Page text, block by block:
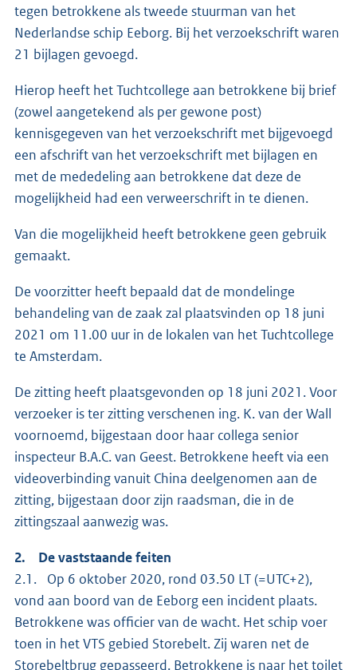
tegen betrokkene als tweede stuurman van het
Nederlandse schip Eeborg. Bij het verzoekschrift waren
21 bijlagen gevoegd.
Hierop heeft het Tuchtcollege aan betrokkene bij brief
(zowel aangetekend als per gewone post)
kennisgegeven van het verzoekschrift met bijgevoegd
een afschrift van het verzoekschrift met bijlagen en
met de mededeling aan betrokkene dat deze de
mogelijkheid had een verweerschrift in te dienen.
Van die mogelijkheid heeft betrokkene geen gebruik
gemaakt.
De voorzitter heeft bepaald dat de mondelinge
behandeling van de zaak zal plaatsvinden op 18 juni
2021 om 11.00 uur in de lokalen van het Tuchtcollege
te Amsterdam.
De zitting heeft plaatsgevonden op 18 juni 2021. Voor
verzoeker is ter zitting verschenen ing. K. van der Wall
voornoemd, bijgestaan door haar collega senior
inspecteur B.A.C. van Geest. Betrokkene heeft via een
videoverbinding vanuit China deelgenomen aan de
zitting, bijgestaan door zijn raadsman, die in de
zittingszaal aanwezig was.
2. De vaststaande feiten
2.1. Op 6 oktober 2020, rond 03.50 LT (=UTC+2),
vond aan boord van de Eeborg een incident plaats.
Betrokkene was officier van de wacht. Het schip voer
toen in het VTS gebied Storebelt. Zij waren net de
Storebeltbrug gepasseerd. Betrokkene is naar het toilet